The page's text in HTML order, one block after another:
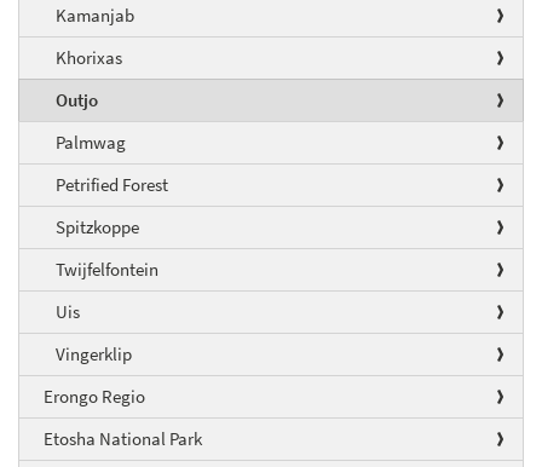
Kamanjab
Khorixas
Outjo
Palmwag
Petrified Forest
Spitzkoppe
Twijfelfontein
Uis
Vingerklip
Erongo Regio
Etosha National Park